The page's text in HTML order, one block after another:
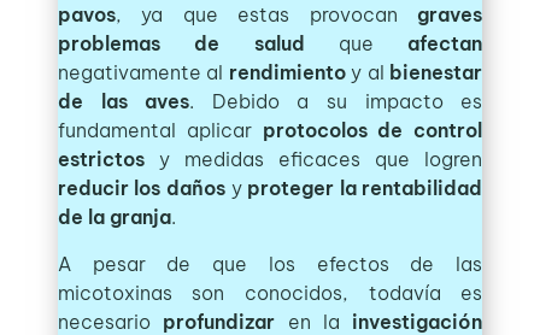
pavos, ya que estas provocan graves
problemas de salud
que afectan
negativamente al rendimientoy al bienestar
de las aves. Debido a su impacto es
fundamental aplicar protocolos de control
estrictosy medidas eficaces que logren
reducir los dañosy proteger la rentabilidad
de la granja.
A pesar de que los efectos de las
micotoxinas son conocidos, todavía es
necesario profundizar en la investigación